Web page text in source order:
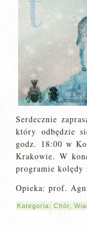
Serdecznie
który odbędzie
godz. 18:00 w
Krakowie. W
programie kolędy
Opieka: prof.
Kategoria:Chór ,